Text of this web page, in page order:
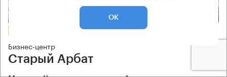
Бизнес-центр
Старый Арбат
ОК